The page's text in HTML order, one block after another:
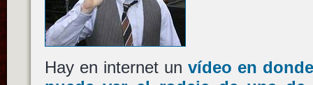
Hay en internet un vídeo en